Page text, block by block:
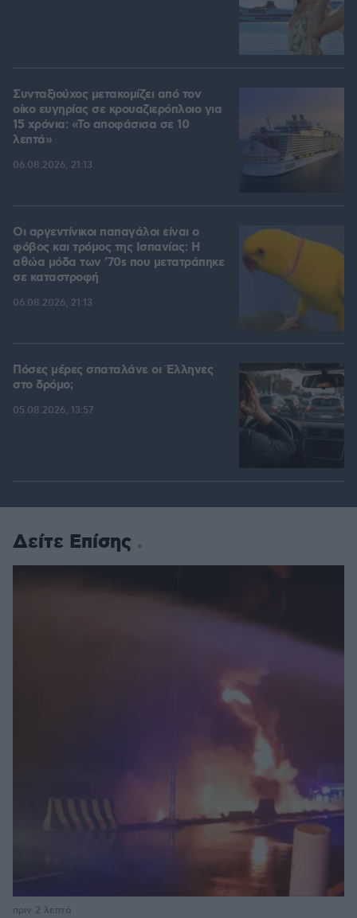
Συνταξιούχος μετακομίζει από τον
οίκο ευγηρίας σε κρουαζιερόπλοιο για
15 χρόνια: «Το αποφάσισα σε 10
λεπτά»
06.08.2026, 21:13
Οι αργεντίνικοι παπαγάλοι είναι ο
φόβος και τρόμος της Ισπανίας: Η
αθώα μόδα των '70s που μετατράπηκε
σε καταστροφή
06.08.2026, 21:13
Πόσες μέρες σπαταλάνε οι Έλληνες
στο δρόμο;
05.08.2026, 13:57
Δείτε Επίσης
πριν 2 λεπτά